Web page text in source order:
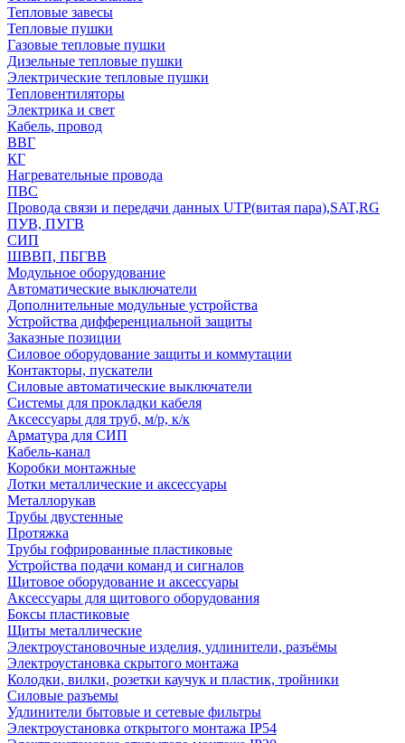
Тепловые завесы
Тепловые пушки
Газовые тепловые пушки
Дизельные тепловые пушки
Электрические тепловые пушки
Тепловентиляторы
Электрика и свет
Кабель, провод
ВВГ
КГ
Нагревательные провода
ПВС
Провода связи и передачи данных UTP(витая пара),SAT,RG
ПУВ, ПУГВ
СИП
ШВВП, ПБГВВ
Модульное оборудование
Автоматические выключатели
Дополнительные модульные устройства
Устройства дифференциальной защиты
Заказные позиции
Силовое оборудование защиты и коммутации
Контакторы, пускатели
Силовые автоматические выключатели
Системы для прокладки кабеля
Аксессуары для труб, м/р, к/к
Арматура для СИП
Кабель-канал
Коробки монтажные
Лотки металлические и аксессуары
Металлорукав
Трубы двустенные
Протяжка
Трубы гофрированные пластиковые
Устройства подачи команд и сигналов
Щитовое оборудование и аксессуары
Аксессуары для щитового оборудования
Боксы пластиковые
Щиты металлические
Электроустановочные изделия, удлинители, разъёмы
Электроустановка скрытого монтажа
Колодки, вилки, розетки каучук и пластик, тройники
Силовые разъемы
Удлинители бытовые и сетевые фильтры
Электроустановка открытого монтажа IP54